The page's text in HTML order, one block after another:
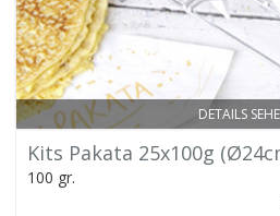
DETAILS
Kits Pakata 25x100g
100 gr.